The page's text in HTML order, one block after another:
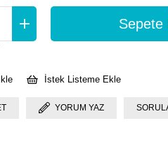
İstek Listeme Ekle
YORUM YAZ